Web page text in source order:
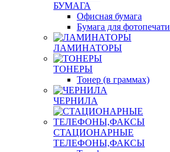
БУМАГА
Офисная бумага
Бумага для фотопечати
ЛАМИНАТОРЫ
ТОНЕРЫ
Тонер (в граммах)
ЧЕРНИЛА
СТАЦИОНАРНЫЕ
ТЕЛЕФОНЫ,ФАКСЫ